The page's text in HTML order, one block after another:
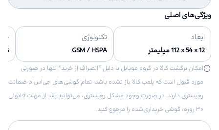
ویژگی‌های اصلی
ابعاد
12 × 54 × 112 میلیمتر
تکنولوژی
GSM / HSPA
8 گیگابایت (4 گیگابایت user available)
امکان برگشت کالا در گروه موبایل با دلیل “انصراف از خرید“ تنها در صورتی
مورد قبول است که پلمب کالا باز نشده باشد. تمام گوشی‌های جی‌اس‌ام ضمانت
رجیستری دارند. در صورت وجود مشکل رجیستری، می‌توانید بعد از مهلت قانونی
۳۰ روزه، گوشی خریداری‌شده را مرجوع کنید.